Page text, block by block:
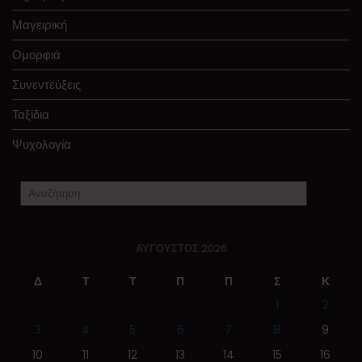
Μαγειρική
Ομορφιά
Συνεντεύξεις
Ταξίδια
Ψυχολογία
ΑΎΓΟΥΣΤΟΣ 2026
Δ Τ Τ Π Π Σ
Κ
1
2
3
4 5 6 7 8
9
10
11 12 13 14 15 16